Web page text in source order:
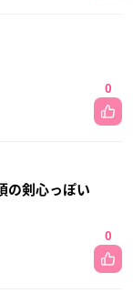
0
の剣心っぽい
0